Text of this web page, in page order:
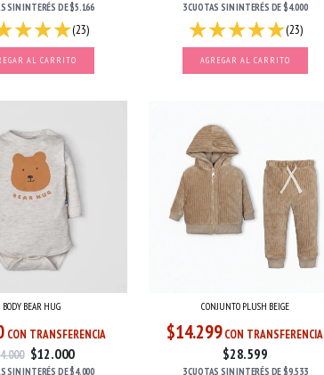
SIN INTERÉS DE$5.166
(23)
AL CARRITO
3 CUOTAS SIN INTERÉS DE$4.000
(23)
AGREGAR AL CARRITO
BODY BEAR HUG
CON TRANSFERENCIA
$12.000
SIN INTERÉS DE$4.000
CONJUNTO PLUSH BEIGE
$14.299 CON TRANSFERENCIA
$28.599
3 CUOTAS SIN INTERÉS DE$9.533